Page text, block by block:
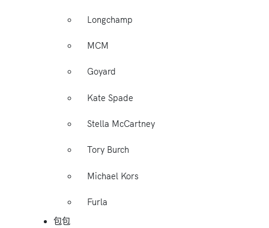
Longchamp
MCM
Goyard
Kate Spade
Stella McCartney
Tory Burch
Michael Kors
Furla
包包